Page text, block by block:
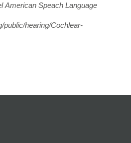
American Speach Language
public/hearing/Cochlear-